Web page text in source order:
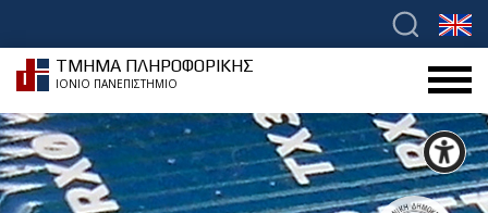
ΤΜΗΜΑ ΠΛΗΡΟΦΟΡΙΚΗΣ
ΙΟΝΙΟ ΠΑΝΕΠΙΣΤΗΜΙΟ